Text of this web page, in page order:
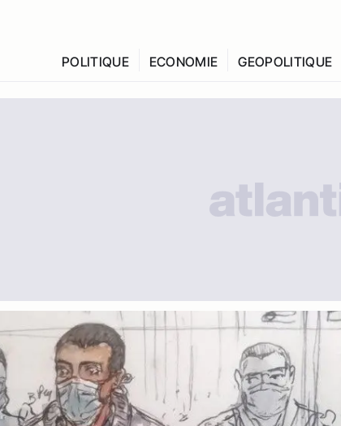
POLITIQUE ECONOMIE GEOPOLITIQUE